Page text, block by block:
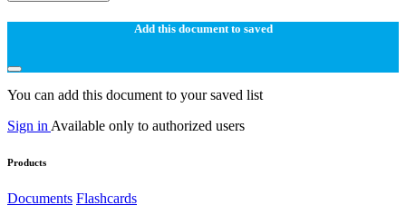
Add this document to saved
You can add this document to your saved list
Sign in Available only to authorized users
Products
Documents Flashcards